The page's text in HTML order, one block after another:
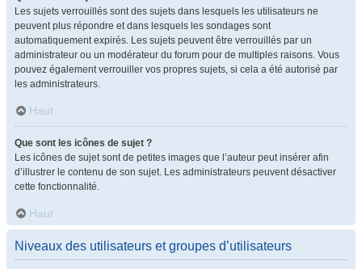
Les sujets verrouillés sont des sujets dans lesquels les utilisateurs ne
peuvent plus répondre et dans lesquels les sondages sont
automatiquement expirés. Les sujets peuvent être verrouillés par un
administrateur ou un modérateur du forum pour de multiples raisons. Vous
pouvez également verrouiller vos propres sujets, si cela a été autorisé par
les administrateurs.
Haut
Que sont les icônes de sujet ?
Les icônes de sujet sont de petites images que l’auteur peut insérer afin
d’illustrer le contenu de son sujet. Les administrateurs peuvent désactiver
cette fonctionnalité.
Haut
Niveaux des utilisateurs et groupes d’utilisateurs